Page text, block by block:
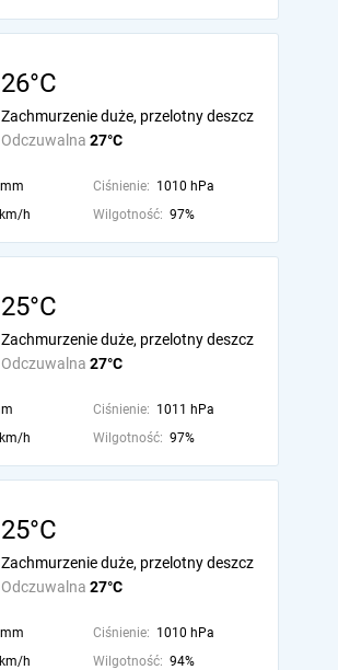
26°C
Odczuwalna 27°C
Zachmurzenie duże, przelotny deszcz
Ciśnienie: 1010 hPa
h Wilgotność: 97%
25°C
Odczuwalna 27°C
Zachmurzenie duże, przelotny deszcz
Ciśnienie: 1011 hPa
h Wilgotność: 97%
25°C
Odczuwalna 27°C
Zachmurzenie duże, przelotny deszcz
Ciśnienie: 1010 hPa
h Wilgotność: 94%